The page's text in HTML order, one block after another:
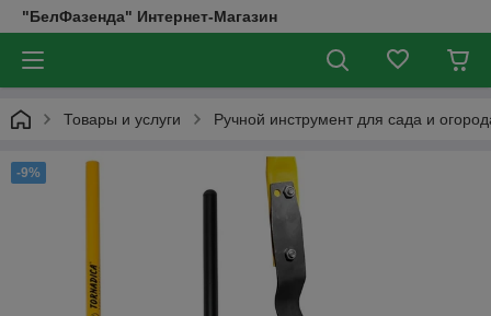
"БелФазенда" Интернет-Магазин
Товары и услуги Ручной инструмент для сада и
-9%